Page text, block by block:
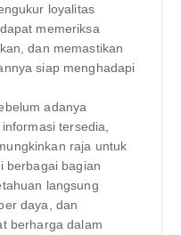
loyalitas
memeriksa
dan memastikan
siap menghadapi
adanya
tersedia,
raja untuk
berbagai bagian
langsung
daya, dan
berharga dalam